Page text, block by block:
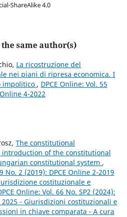
ShareAlike 4.0
same author(s)
La ricostruzione del
nei piani di ripresa economica. I
impolitico , DPCE Online: Vol. 55
4-2022
The constitutional
of the constitutional
constitutional system ,
No. 2 (2019): DPCE Online 2-2019
costituzionale e
Online: Vol. 66 No. SP2 (2024):
2025 - Giurisdizioni costituzionali e
in chiave comparata - A cura